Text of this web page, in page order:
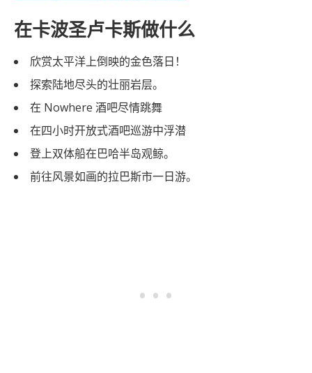
在卡波圣卢卡斯做什么
欣赏太平洋上倒映的金色落日！
探索陆地尽头的壮丽岩层。
在 Nowhere 酒吧尽情跳舞
在四小时开放式酒吧巡游中浮潜
登上双体船在巴哈半岛观鲸。
前往风景如画的拉巴斯市一日游。